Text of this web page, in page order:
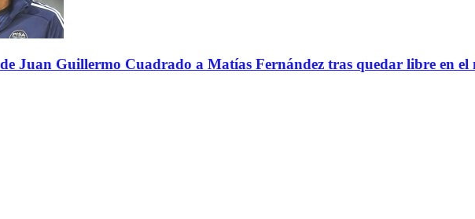
Juan Guillermo Cuadrado a Matías Fernández tras quedar libre en el